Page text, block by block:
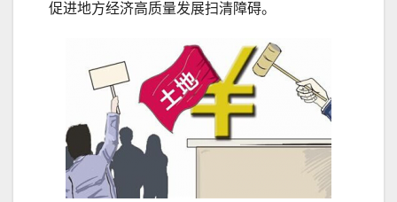
促进地方经济高质量发展扫清障碍。